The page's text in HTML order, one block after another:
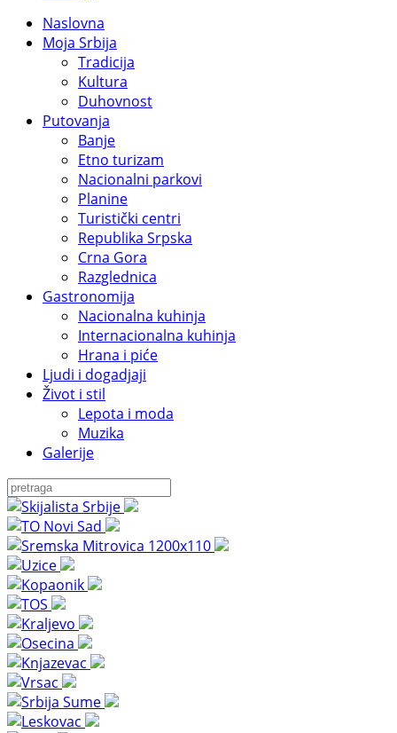
Naslovna
Moja Srbija
Tradicija
Kultura
Duhovnost
Putovanja
Banje
Etno turizam
Nacionalni parkovi
Planine
Turistički centri
Republika Srpska
Crna Gora
Razglednica
Gastronomija
Nacionalna kuhinja
Internacionalna kuhinja
Hrana i piće
Ljudi i dogadjaji
Život i stil
Lepota i moda
Muzika
Galerije